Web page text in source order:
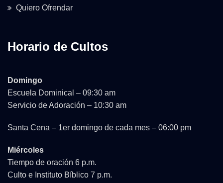
Quiero Ofrendar
Horario de Cultos
Domingo
Escuela Dominical – 09:30 am
Servicio de Adoración – 10:30 am
Santa Cena – 1er domingo de cada mes – 06:00 pm
Miércoles
Tiempo de oración 6 p.m.
Culto e Instituto Bíblico 7 p.m.